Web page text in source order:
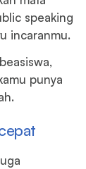
speaking
incaranmu.
punya